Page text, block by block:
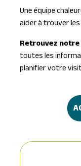
Une équipe
aider à trouver
Retrouvez
toutes les
planifier votre